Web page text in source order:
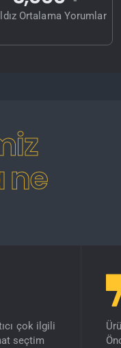
Ortalama Yorumlar
ne
çok ilgili
seçtim